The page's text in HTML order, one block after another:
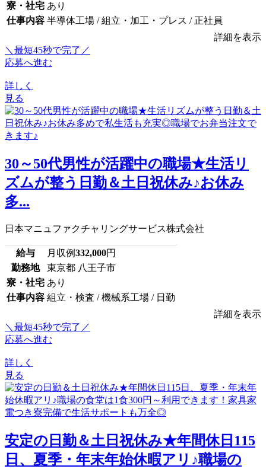
寮・社宅 あり
仕事内容 半導体工場 / 組立・加工・プレス / 正社員
詳細を表示
＼最短45秒で完了／
応募へ進む
詳しく
見る
30～50代男性が活躍中の職場★生活リ
ズムが整う日勤＆土日祝休み♪お休み
多...
日本マニュファクチャリングサービス株式会社
給与 月収例332,000円
勤務地
東京都 八王子市
寮・社宅 あり
仕事内容 組立・検査 / 機械系工場 / 日勤
詳細を表示
＼最短45秒で完了／
応募へ進む
詳しく
見る
安定の日勤＆土日祝休み★年間休日115
日、夏季・年末年始休暇アリ♪職場の